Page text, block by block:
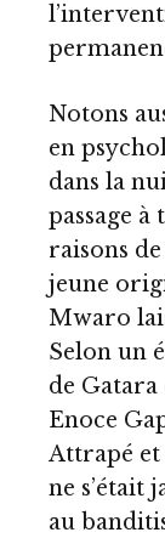
Notons
en
dans la
passage à
raisons
jeune
Mwaro
Selon un
de Gatara
Enoce
Attrapé et
ne s’était
au